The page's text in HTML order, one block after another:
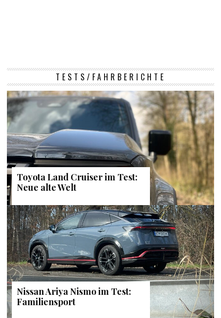
TESTS/FAHRBERICHTE
Toyota Land Cruiser im Test:
Neue alte Welt
Nissan Ariya Nismo im Test:
Familiensport